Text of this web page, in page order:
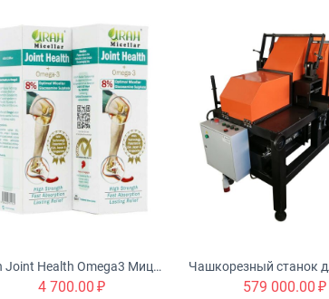
Urah Joint Health Omega3 Мицеллярный крем с глюкозамином питает, омолаживает и укрепляет суставы
4 700.00 ₽ 579 000.00 ₽